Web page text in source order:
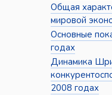
Общая
мировой
Основные
годах
Динамика
2008 годах